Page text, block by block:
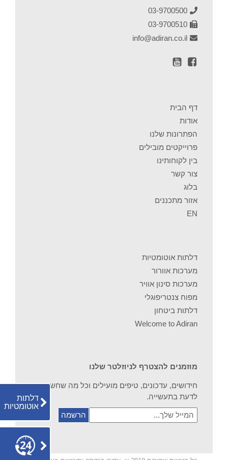
03-9700500
03-9700510
info@adiran.co.il
דף הבית
אודות
הפתרונות שלנו
פרוייקטים מובילים
בין לקוחותינו
צור קשר
בלוג
אזור מתכננים
EN
דלתות אוטומטיות
מערכות אוורור
מערכות סינון אוויר
מפוח צנטריפוגלי
דלתות ביטחון
Welcome to Adiran
מוזמנים להצטרף לניוזלטר שלנו
חידושים, עדכונים, טיפים מועילים וכל מה שחשוב
לדעת בתעשייה.
המייל
שלך...
דלתות
אוטומטיות
צור